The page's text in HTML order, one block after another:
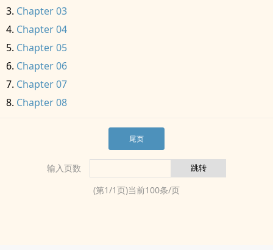
Chapter 03
Chapter 04
Chapter 05
Chapter 06
Chapter 07
Chapter 08
尾页
输入页数
(第1/1页)当前100条/页